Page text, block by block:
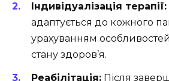
Індивідуалізація терапії:
адаптується до кожного
урахуванням
стану здоров’я.
Реабілітація: Після